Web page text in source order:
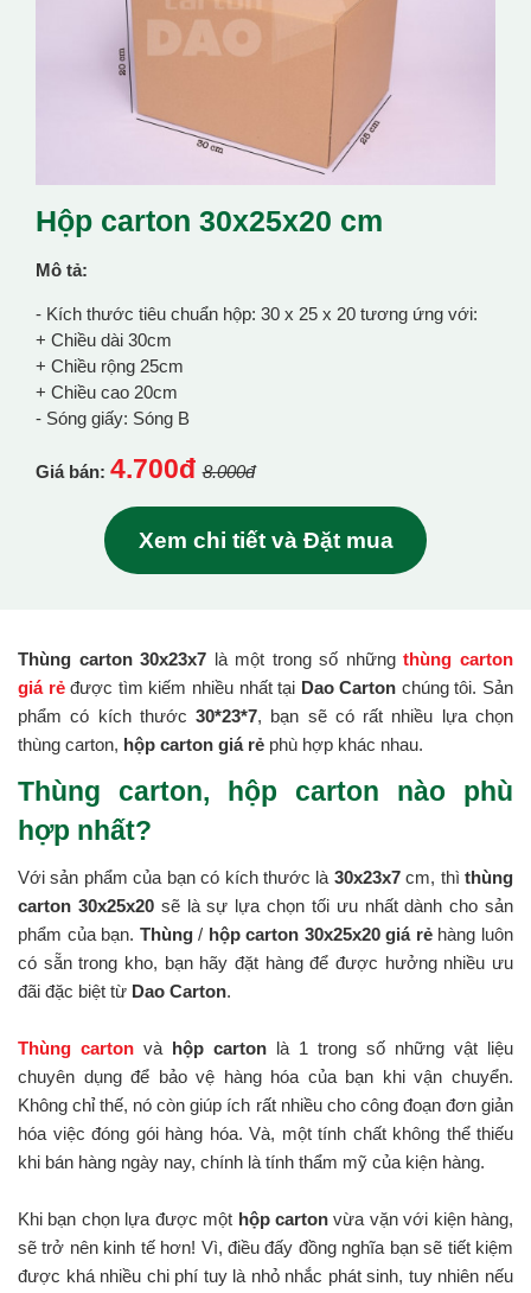
Hộp carton 30x25x20 cm
Mô tả:
- Kích thước tiêu chuẩn hộp: 30 x 25 x 20 tương ứng với:
+ Chiều dài 30cm
+ Chiều rộng 25cm
+ Chiều cao 20cm
- Sóng giấy: Sóng B
Giá bán: 4.700đ 8.000đ
Xem chi tiết và Đặt mua
Thùng carton 30x23x7 là một trong số nhữngthùng carton
giá rẻđược tìm kiếm nhiều nhất tại Dao Carton chúng tôi. Sản
phẩm có kích thước30*23*7, bạn sẽ có rất nhiều lựa chọn
thùng carton, hộp carton giá rẻ phù hợp khác nhau.
Thùng carton, hộp carton nào phù
hợp nhất?
Với sản phẩm của bạn có kích thước là 30x23x7cm, thìthùng
carton 30x25x20sẽ là sự lựa chọn tối ưu nhất dành cho sản
phẩm của bạn. Thùng/ hộp carton 30x25x20 giá rẻhàng luôn
có sẵn trong kho, bạn hãy đặt hàng để được hưởng nhiều ưu
đãi đặc biệt từ Dao Carton.
Thùng carton và hộp carton là 1 trong số những vật liệu
chuyên dụng để bảo vệ hàng hóa của bạn khi vận chuyển.
Không chỉ thế, nó còn giúp ích rất nhiều cho công đoạn đơn giản
hóa việc đóng gói hàng hóa. Và, một tính chất không thể thiếu
khi bán hàng ngày nay, chính là tính thẩm mỹ của kiện hàng.
Khi bạn chọn lựa được một hộp cartonvừa vặn với kiện hàng,
sẽ trở nên kinh tế hơn! Vì, điều đấy đồng nghĩa bạn sẽ tiết kiệm
được khá nhiều chi phí tuy là nhỏ nhắc phát sinh, tuy nhiên nếu